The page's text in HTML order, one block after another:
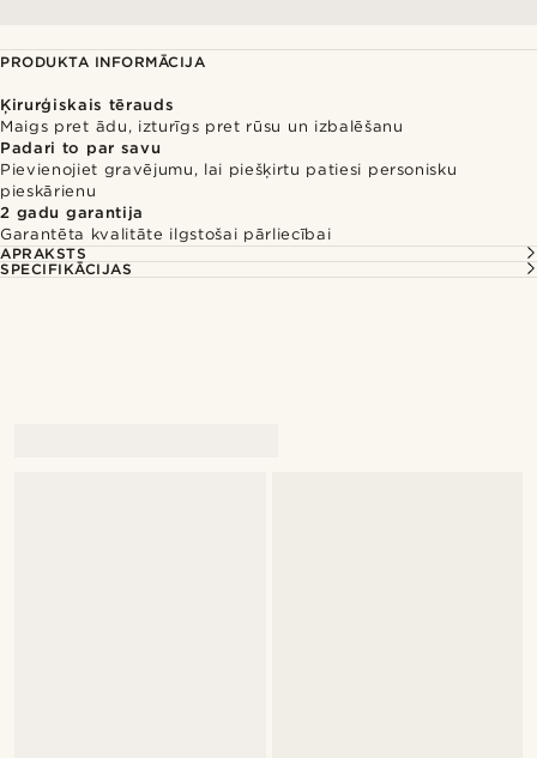
PRODUKTA INFORMĀCIJA
Ķirurģiskais tērauds
Maigs pret ādu, izturīgs pret rūsu un izbalēšanu
Padari to par savu
Pievienojiet gravējumu, lai piešķirtu patiesi personisku
pieskārienu
2 gadu garantija
Garantēta kvalitāte ilgstošai pārliecībai
APRAKSTS
SPECIFIKĀCIJAS